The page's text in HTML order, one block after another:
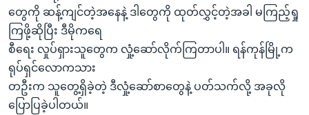
တွေကို ဆန့်ကျင်တဲ့အနေနဲ့ ဒါတွေကို ထုတ်လွှင့်တဲ့အခါ မကြည့်ရှု
ကြဖို့ဆိုပြီး ဒီမိုကရေ
စီရေး လှုပ်ရှားသူတွေက လှုံ့ဆော်လိုက်ကြတာပါ။ ရန်ကုန်မြို့က
ရုပ်ရှင်လောကသား
တဦးက သူတွေ့ရှိခဲ့တဲ့ ဒီလှုံ့ဆော်စာတွေနဲ့ ပတ်သက်လို့ အခုလို
ပြောပြခဲ့ပါတယ်။